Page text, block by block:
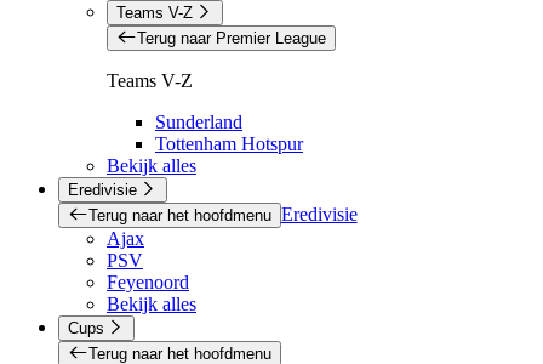
Teams V-Z
Terug naar Premier League
Teams V-Z
Sunderland
Tottenham Hotspur
Bekijk alles
Eredivisie
Terug naar het hoofdmenu Eredivisie
Ajax
PSV
Feyenoord
Bekijk alles
Cups
Terug naar het hoofdmenu